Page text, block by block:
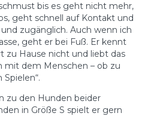
bis es geht nicht mehr,
geht schnell auf Kontakt und
zugänglich. Auch wenn ich
geht er bei Fuß. Er kennt
zu Hause nicht und liebt das
dem Menschen – ob zu
zu den Hunden beider
in Größe S spielt er gern